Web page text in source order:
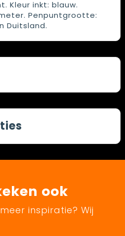
Kleur inkt: blauw.
Penpuntgrootte:
Duitsland.
ook
inspiratie? Wij